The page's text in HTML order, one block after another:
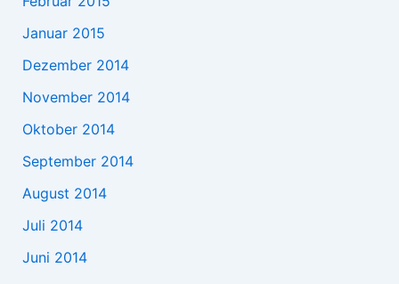
Januar 2015
Dezember 2014
November 2014
Oktober 2014
September 2014
August 2014
Juli 2014
Juni 2014